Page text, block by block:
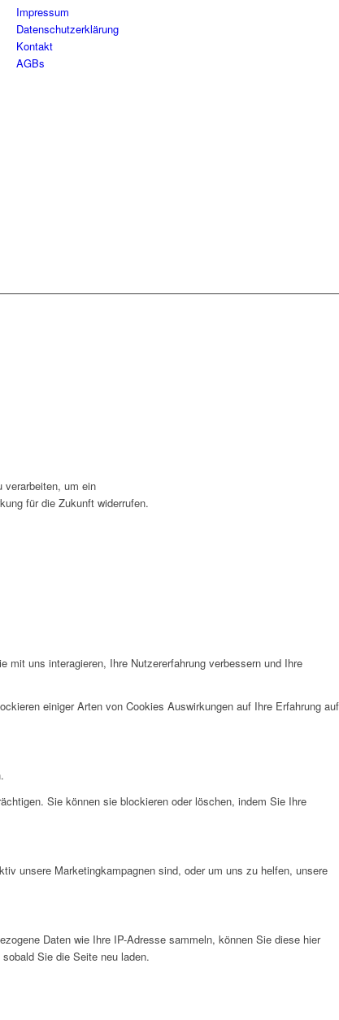
Impressum
Datenschutzerklärung
Kontakt
AGBs
verarbeiten, um ein
für die Zukunft widerrufen.
uns interagieren, Ihre Nutzererfahrung verbessern und Ihre
einiger Arten von Cookies Auswirkungen auf Ihre Erfahrung auf
Sie können sie blockieren oder löschen, indem Sie Ihre
unsere Marketingkampagnen sind, oder um uns zu helfen, unsere
Daten wie Ihre IP-Adresse sammeln, können Sie diese hier
Sie die Seite neu laden.